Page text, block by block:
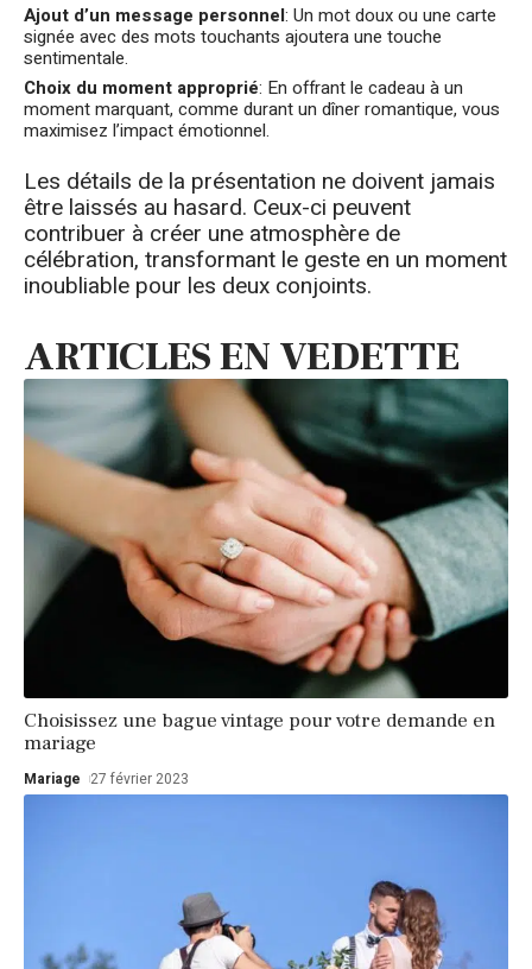
Ajout d’un message personnel: Un mot doux ou une carte
signée avec des mots touchants ajoutera une touche
sentimentale.
Choix du moment approprié: En offrant le cadeau à un
moment marquant, comme durant un dîner romantique, vous
maximisez l’impact émotionnel.
Les détails de la présentation ne doivent jamais
être laissés au hasard. Ceux-ci peuvent
contribuer à créer une atmosphère de
célébration, transformant le geste en un moment
inoubliable pour les deux conjoints.
ARTICLES EN VEDETTE
Choisissez une bague vintage pour votre demande en
mariage
Mariage 27 février 2023